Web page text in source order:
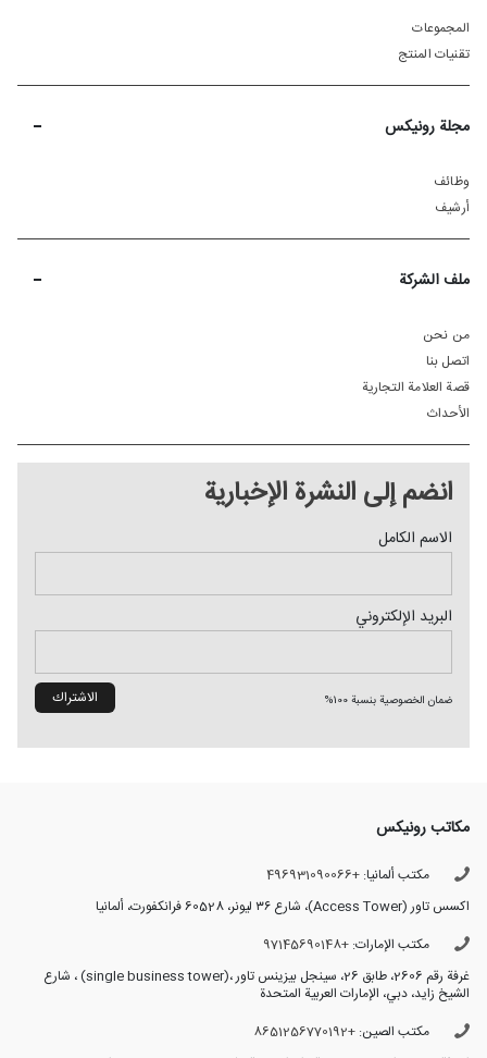
المجموعات
تقنيات المنتج
مجلة رونیکس -
وظائف
أرشيف
ملف الشركة -
من نحن
اتصل بنا
قصة العلامة التجارية
الأحداث
انضم إلی النشرة الإخباریة
الاسم الكامل
البريد الإلکتروني
ضمان الخصوصية بنسبة 100%
مكاتب رونیکس
مكتب ألمانيا: +496931090066
اکسس تاور (Access Tower)، شارع ٣٦ لیونر، 60528 فرانکفورت، ألمانيا
مكتب الإمارات: +97145690148
غرفة رقم 2606، طابق 26، سینجل بیزینس تاور ،(single business tower) ، شارع
الشيخ زايد، دبي، الإمارات العربية المتحدة
مكتب الصين: +8651256770192